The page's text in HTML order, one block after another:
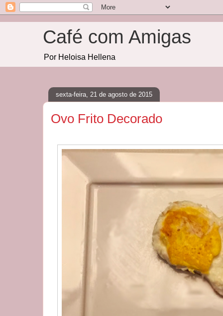
Café com Amigas
Por Heloisa Hellena
sexta-feira, 21 de agosto de 2015
Ovo Frito Decorado